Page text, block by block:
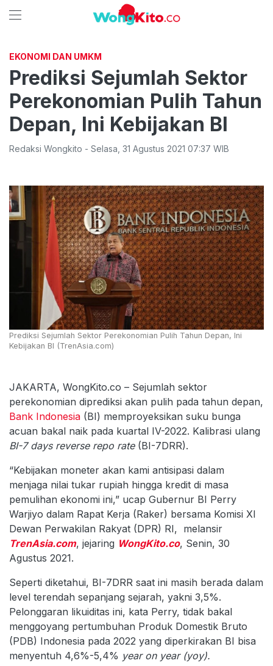
EKONOMI DAN UMKM
Prediksi Sejumlah Sektor
Perekonomian Pulih Tahun
Depan, Ini Kebijakan BI
Redaksi Wongkito - Selasa 31 Agustus 2021 07:37 WIB
Prediksi Sejumlah Sektor Perekonomian Pulih Tahun Depan, Ini
Kebijakan BI (TrenAsia.com)
JAKARTA, WongKito.co – Sejumlah sektor
perekonomian diprediksi akan pulih pada tahun depan,
Bank Indonesia (BI) memproyeksikan suku bunga
acuan bakal naik pada kuartal IV-2022. Kalibrasi ulang
BI-7 days reverse repo rate (BI-7DRR).
“Kebijakan moneter akan kami antisipasi dalam
menjaga nilai tukar rupiah hingga kredit di masa
pemulihan ekonomi ini,” ucap Gubernur BI Perry
Warjiyo dalam Rapat Kerja (Raker) bersama Komisi XI
Dewan Perwakilan Rakyat (DPR) RI, melansir
TrenAsia.com, jejaring WongKito.co, Senin, 30
Agustus 2021.
Seperti diketahui, BI-7DRR saat ini masih berada dalam
level terendah sepanjang sejarah, yakni 3,5%.
Pelonggaran likuiditas ini, kata Perry, tidak bakal
menggoyang pertumbuhan Produk Domestik Bruto
(PDB) Indonesia pada 2022 yang diperkirakan BI bisa
menyentuh 4,6%-5,4% year on year (yoy).